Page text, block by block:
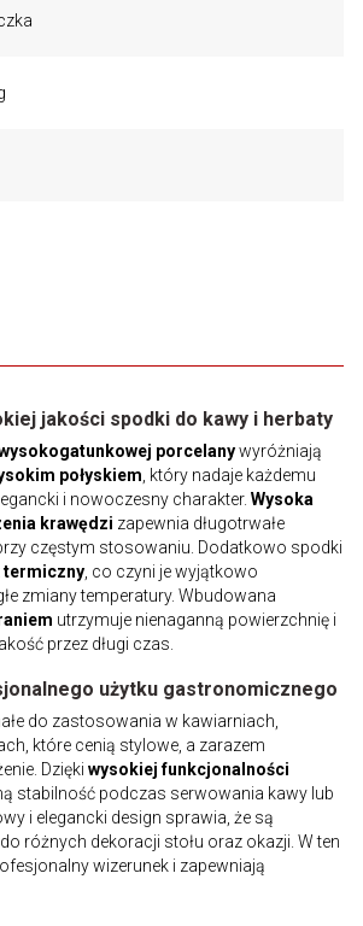
jakości spodki do kawy i herbaty
porcelanywyróżniają
połyskiem , który nadaje każdemu
i nowoczesny charakter. Wysoka
krawędzi zapewnia długotrwałe
częstym stosowaniu. Dodatkowo spodki
termiczny , co czyni je wyjątkowo
zmiany temperatury. Wbudowana
utrzymuje nienaganną powierzchnię i
przez długi czas.
użytku gastronomicznego
do zastosowania w kawiarniach,
które cenią stylowe, a zarazem
Dzięki wysokiej funkcjonalności
stabilność podczas serwowania kawy lub
i elegancki design sprawia, że są
różnych dekoracji stołu oraz okazji. W ten
wizerunek i zapewniają